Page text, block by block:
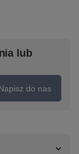
lub
do nas